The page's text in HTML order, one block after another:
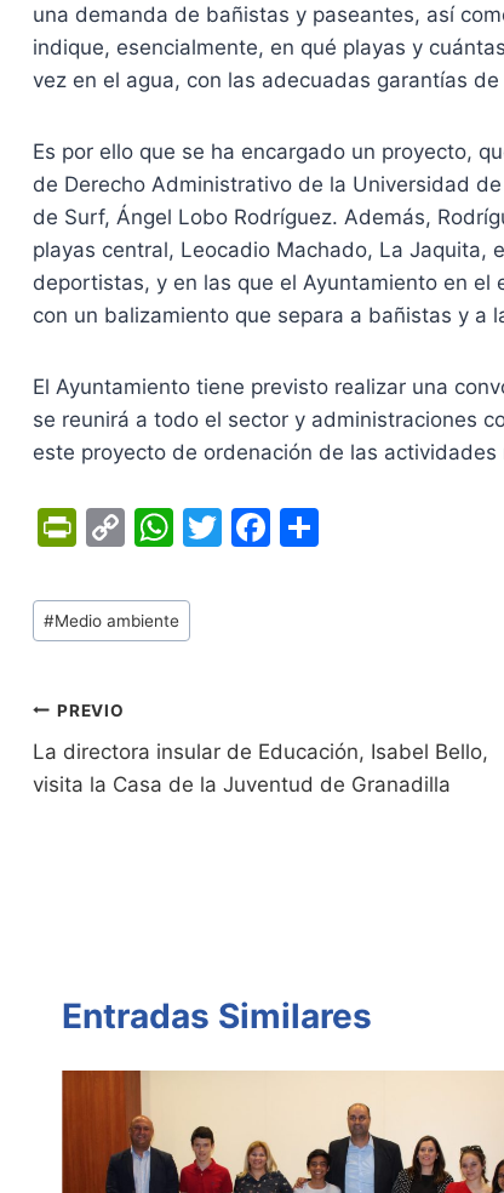
una demanda de bañistas y paseantes, así
indique, esencialmente, en qué playas y
vez en el agua, con las adecuadas garantías
Es por ello que se ha encargado un proyecto,
de Derecho Administrativo de la Universidad
de Surf, Ángel Lobo Rodríguez. Además,
playas central, Leocadio Machado, La Jaquita,
deportistas, y en las que el Ayuntamiento en
con un balizamiento que separa a bañistas y a
El Ayuntamiento tiene previsto realizar una
se reunirá a todo el sector y administraciones
este proyecto de ordenación de las actividades
Pr
tF
ri
n
dl
y
C
p
y
k
W
at
s
p
T
F
o
k
Tags
de
#Medio ambiente
Navegación
de
PREVIO
La directora insular de Educación, Isabel Bello,
visita la Casa de la Juventud de Granadilla
Entradas Similares